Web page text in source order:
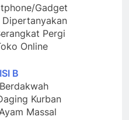
Gadget
Pergi
Online
B
Kurban
Massal